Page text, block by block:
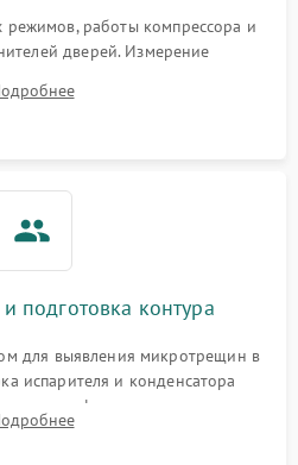
2000 ₽ Подробнее →
1000 ₽
1800 ₽
режимов, работы компрессора и
дверей. Измерение
проверка термостата и
с электронного дисплея.
подготовка контура
для выявления микротрещин в
испарителя и конденсатора
старого фильтра-осушителя и
для устранения засоров.